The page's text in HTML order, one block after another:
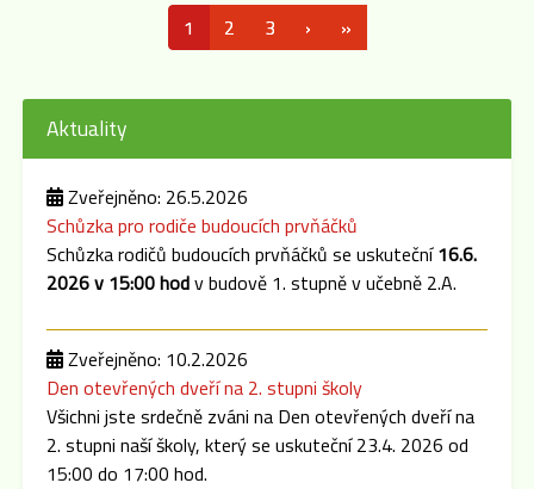
1 2 3 › »
Aktuality
Zveřejněno: 26.5.2026
Schůzka pro rodiče budoucích prvňáčků
Schůzka rodičů budoucích prvňáčků se uskuteční16.6.
2026 v 15:00 hodv budově 1. stupně v učebně 2.A.
Zveřejněno: 10.2.2026
Den otevřených dveří na 2. stupni školy
Všichni jste srdečně zváni na Den otevřených dveří na
2. stupni naší školy, který se uskuteční 23.4. 2026 od
15:00 do 17:00 hod.